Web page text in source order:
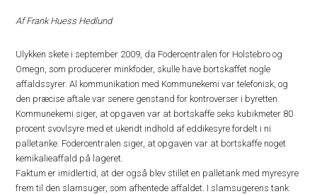
Af Frank Huess Hedlund
Ulykken skete i september 2009, da Fodercentralen for Holstebro og
Omegn, som producerer minkfoder, skulle have bortskaffet nogle
affaldssyrer. Al kommunikation med Kommunekemi var telefonisk, og
den præcise aftale var senere genstand for kontroverser i byretten.
Kommunekemi siger, at opgaven var at bortskaffe seks kubikmeter 80
procent svovlsyre med et ukendt indhold af eddikesyre fordelt i ni
palletanke. Fodercentralen siger, at opgaven var at bortskaffe noget
kemikalieaffald på lageret.
Faktum er imidlertid, at der også blev stillet en palletank med myresyre
frem til den slamsuger, som afhentede affaldet. I slamsugerens tank